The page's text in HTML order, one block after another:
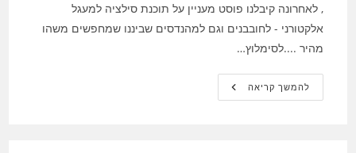
, לאחרונה קיבלנו פוסט מעניין על תוכנת סילציה למעגל
אלקטורני - לחובבנים וגם למהנדסים שביננו שמחפשים משהו
מהיר ....לסימלוץ…
להמשך קריאהסימולציה
מעגל